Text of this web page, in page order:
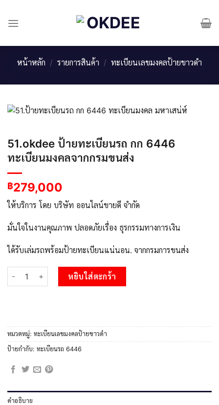
content
หน้าหลัก / รายการสินค้า / ทะเบียนเลขมงคลป้ายขาวดำ
51.okdee ป้ายทะเบียนรถ กก 6446
ทะเบียนมงคลจากกรมขนส่ง
฿279,000
ให้บริการ โดย บริษัท ออนไลน์ขายดี จำกัด
มั่นใจในงานคุณภาพ ปลอดภัยเรื่อง ธุรกรรมทางการเงิน
ได้รับเล่มรถพร้อมป้ายทะเบียนแน่นอน. จากกรมการขนส่ง
จำนวน 51.okdee ป้ายทะเบียนรถ กก 6446 ทะเบียนมงคลจากกรมข
หยิบใส่ตะกร้า
หมวดหมู่: ทะเบียนเลขมงคลป้ายขาวดำ
ป้ายกำกับ: ทะเบียนรถ 6446
คำอธิบาย